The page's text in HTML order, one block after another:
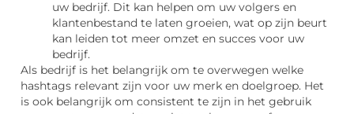
uw bedrijf. Dit kan helpen om uw volgers en
klantenbestand te laten groeien, wat op zijn beurt
kan leiden tot meer omzet en succes voor uw
bedrijf.
Als bedrijf is het belangrijk om te overwegen welke
hashtags relevant zijn voor uw merk en doelgroep. Het
is ook belangrijk om consistent te zijn in het gebruik